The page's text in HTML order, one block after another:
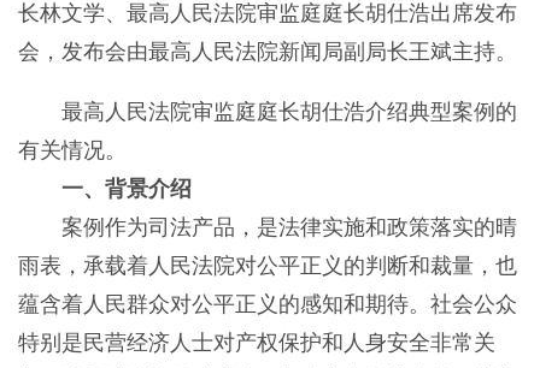
长林文学、最高人民法院审监庭庭长胡仕浩出席发布
会，发布会由最高人民法院新闻局副局长王斌主持。
最高人民法院审监庭庭长胡仕浩介绍典型案例的
有关情况。
一、背景介绍
案例作为司法产品，是法律实施和政策落实的晴
雨表，承载着人民法院对公平正义的判断和裁量，也
蕴含着人民群众对公平正义的感知和期待。社会公众
特别是民营经济人士对产权保护和人身安全非常关